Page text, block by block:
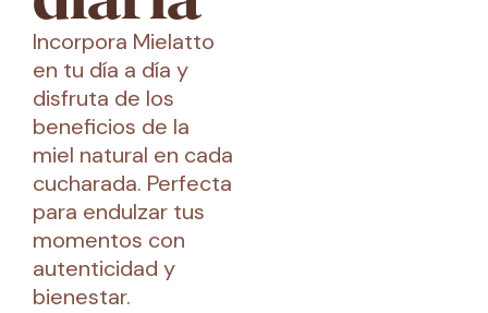
Incorpora Mielatto
en tu día a día y
disfruta de los
beneficios de la
miel natural en cada
cucharada. Perfecta
para endulzar tus
momentos con
autenticidad y
bienestar.